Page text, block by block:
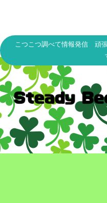
こつこつ調べて情報発信 頑